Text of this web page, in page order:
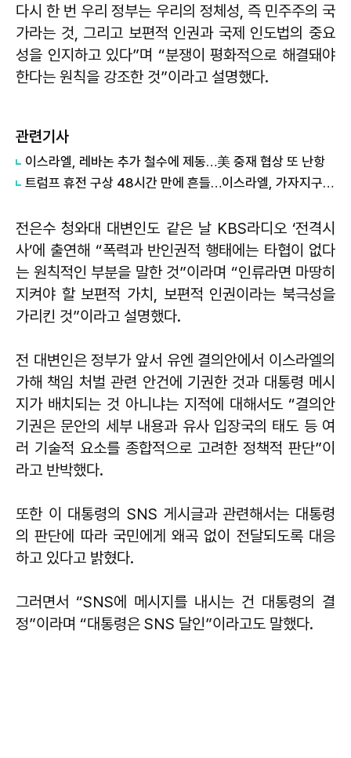
다시 한 번 우리 정부는 우리의 정체성, 즉 민주주의 국
가라는 것, 그리고 보편적 인권과 국제 인도법의 중요
성을 인지하고 있다”며 “분쟁이 평화적으로 해결돼야
한다는 원칙을 강조한 것”이라고 설명했다.
관련기사
이스라엘, 레바논 추가 철수에 제동…美 중재 협상 또 난항
트럼프 휴전 구상 48시간 만에 흔들…이스라엘, 가자지구 병원 폭격
전은수 청와대 대변인도 같은 날 KBS라디오 ‘전격시
사’에 출연해 “폭력과 반인권적 행태에는 타협이 없다
는 원칙적인 부분을 말한 것”이라며 “인류라면 마땅히
지켜야 할 보편적 가치, 보편적 인권이라는 북극성을
가리킨 것”이라고 설명했다.
전 대변인은 정부가 앞서 유엔 결의안에서 이스라엘의
가해 책임 처벌 관련 안건에 기권한 것과 대통령 메시
지가 배치되는 것 아니냐는 지적에 대해서도 “결의안
기권은 문안의 세부 내용과 유사 입장국의 태도 등 여
러 기술적 요소를 종합적으로 고려한 정책적 판단”이
라고 반박했다.
또한 이 대통령의 SNS 게시글과 관련해서는 대통령
의 판단에 따라 국민에게 왜곡 없이 전달되도록 대응
하고 있다고 밝혔다.
그러면서 “SNS에 메시지를 내시는 건 대통령의 결
정”이라며 “대통령은 SNS 달인”이라고도 말했다.